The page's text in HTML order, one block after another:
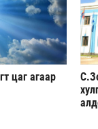
цаг агаар